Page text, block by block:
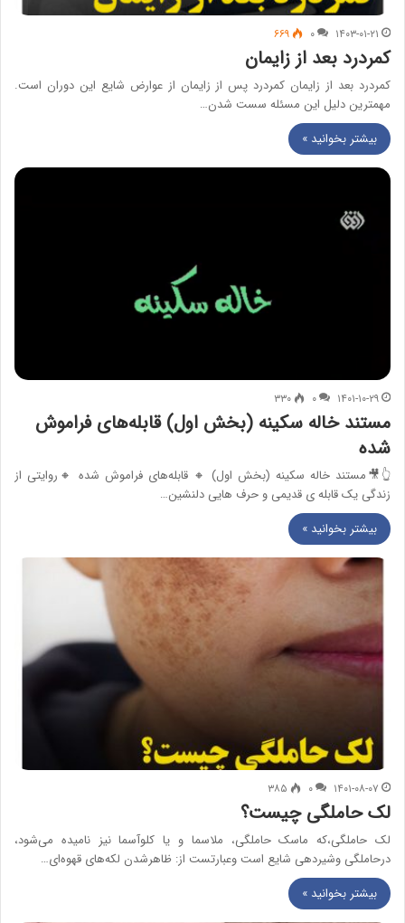
۱۴۰۳-۰۱-۲۱ ۰ ۶۶۹
کمردرد بعد از زایمان
کمردرد بعد از زایمان کمردرد پس از زایمان از عوارض شایع این دوران است.
مهمترین دلیل این مسئله سست شدن…
بیشتر بخوانید »
۱۴۰۱-۱۰-۲۹ ۰ ۳۳۰
مستند خاله سکینه (بخش اول) قابله‌های فراموش
شده
👆🎥مستند خاله سکینه (بخش اول) 🔸 قابله‌های فراموش شده 🔸روایتی از
زندگی یک قابله‌ ی قدیمی و حرف هایی دلنشین…
بیشتر بخوانید »
۱۴۰۱-۰۸-۰۷ ۰ ۳۸۵
لک حاملگی چیست؟
لک حاملگی،که ماسک حاملگی، ملاسما و یا کلوآسما نیز نامیده می‌شود،
درحاملگی وشیردهی شایع است وعبارتست از: ظاهرشدن لکه‌های قهوه‌ای…
بیشتر بخوانید »